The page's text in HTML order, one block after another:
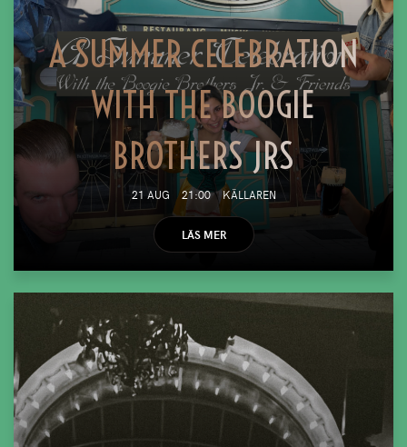
A SUMMER CELEBRATION
WITH THE BOOGIE
BROTHERS JRS
21 AUG 21:00 KÄLLAREN
LÄS MER